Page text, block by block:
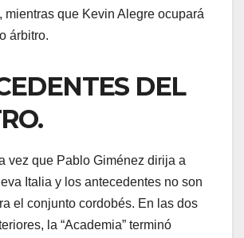
mientras que Kevin Alegre ocupará
árbitro.
DEL
vez que Pablo Giménez dirija a
Italia y los antecedentes no son
el conjunto cordobés. En las dos
la “Academia” terminó